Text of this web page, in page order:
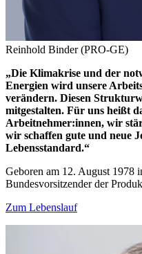
Reinhold Binder (PRO-GE)
„Die Klimakrise und der
Energien wird unsere
verändern. Diesen
mitgestalten. Für uns heißt
Arbeitnehmer:innen, wir
wir schaffen gute und neue
Lebensstandard.“
Geboren am 12. August 1978
Bundesvorsitzender der
Zum Lebenslauf